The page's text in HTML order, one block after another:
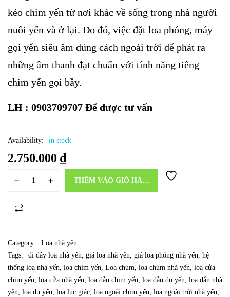
kéo chim yến từ nơi khác về sống trong nhà người
nuôi yến và ở lại. Do đó, việc đặt loa phóng, máy
gọi yến siêu âm đúng cách ngoài trời để phát ra
những âm thanh đạt chuẩn với tính năng tiếng
chim yến gọi bầy.
LH : 0903709707 Để được tư vấn
Availability: in stock
2.750.000 ₫
THÊM VÀO GIỎ HÀNG
Category:
Loa nhà yến
Tags:
đi dây loa nhà yến, giá loa nhà yến, giá loa phóng nhà yến, hệ
thống loa nhà yến, loa chim yến, Loa chùm, loa chùm nhà yến, loa cửa
chim yến, loa cửa nhà yến, loa dẫn chim yến, loa dẫn dụ yến, loa dẫn nhà
yến, loa dụ yến, loa lục giác, loa ngoài chim yến, loa ngoài trời nhà yến,